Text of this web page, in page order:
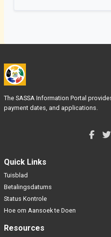
The SASSA Information Portal
payment dates, and applications.
Quick Links
Tuisblad
Betalingsdatums
Status Kontrole
Hoe om Aansoek te Doen
Resources